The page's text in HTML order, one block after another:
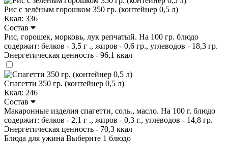
Рис с зелёным горошком 350 гр. (контейнер 0,5 л)
Ккал: 336
Состав
Рис, горошек, морковь, лук репчатый. На 100 гр. блюдо
содержит: белков - 3,5 г ., жиров - 0,6 гр., углеводов - 18,3 гр.
Энергетическая ценность - 96,1 ккал
Спагетти 350 гр. (контейнер 0,5 л)
Ккал: 246
Состав
Макаронные изделия спагетти, соль., масло. На 100 г. блюдо
содержит: белков - 2,1 г ., жиров - 0,3 г., углеводов - 14,8 гр.
Энергетическая ценность - 70,3 ккал
Блюда для ужина Выберите 1 блюдо